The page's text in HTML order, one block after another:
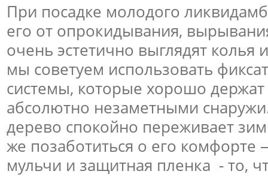
При посадке молодого
его от опрокидывания,
очень эстетично выглядят колья
мы советуем использовать
системы, которые хорошо
абсолютно незаметными
дерево спокойно переживает
же позаботиться о его
мульчи и защитная пленка - то,